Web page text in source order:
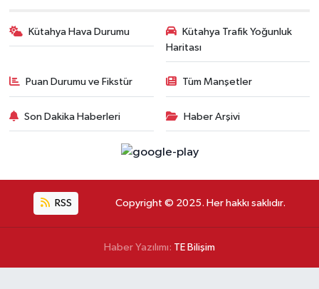
Kütahya Hava Durumu
Kütahya Trafik Yoğunluk
Haritası
Puan Durumu ve Fikstür Tüm Manşetler
Son Dakika Haberleri Haber Arşivi
RSS Copyright © 2025. Her hakkı saklıdır.
Haber Yazılımı: TE Bilişim